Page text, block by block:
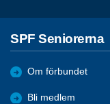
SPF Seniorerna
Om förbundet
Bli medlem